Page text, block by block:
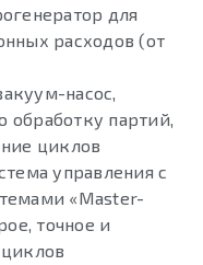
для
расходов (от
насос,
партий,
циклов
управления с
«Master-
точное и